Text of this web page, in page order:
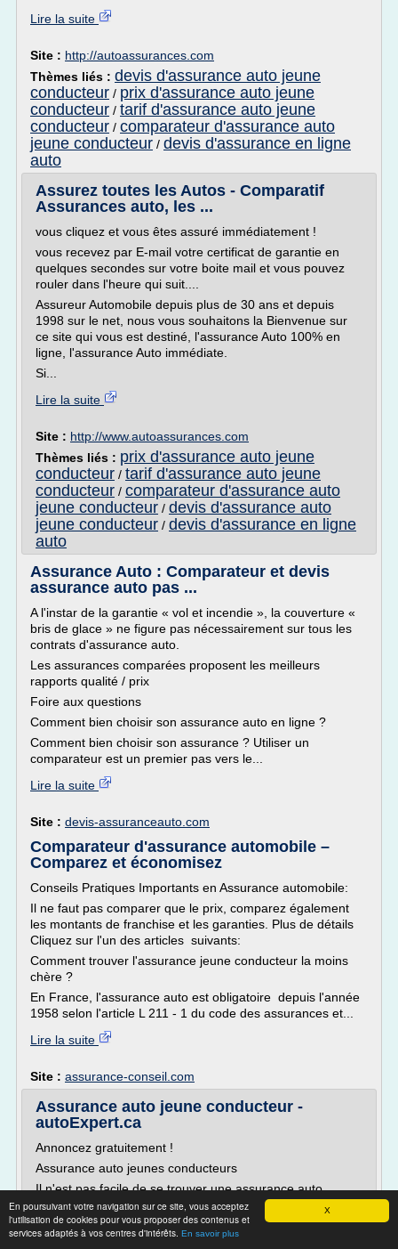
X
En poursuivant votre navigation sur ce site, vous acceptez
l'utilisation de cookies pour vous proposer des contenus et
services adaptés à vos centres d'intérêts. En savoir plus
Lire la suite
Site : http://autoassurances.com
Thèmes liés : devis d'assurance auto jeune
conducteur / prix d'assurance auto jeune
conducteur / tarif d'assurance auto jeune
conducteur / comparateur d'assurance auto
jeune conducteur / devis d'assurance en ligne
auto
Assurez toutes les Autos - Comparatif
Assurances auto, les ...
vous cliquez et vous êtes assuré immédiatement !
vous recevez par E-mail votre certificat de garantie en
quelques secondes sur votre boite mail et vous pouvez
rouler dans l'heure qui suit....
Assureur Automobile depuis plus de 30 ans et depuis
1998 sur le net, nous vous souhaitons la Bienvenue sur
ce site qui vous est destiné, l'assurance Auto 100% en
ligne, l'assurance Auto immédiate.
Si...
Lire la suite
Site : http://www.autoassurances.com
Thèmes liés : prix d'assurance auto jeune
conducteur / tarif d'assurance auto jeune
conducteur / comparateur d'assurance auto
jeune conducteur / devis d'assurance auto
jeune conducteur / devis d'assurance en ligne
auto
Assurance Auto : Comparateur et devis
assurance auto pas ...
A l'instar de la garantie « vol et incendie », la couverture «
bris de glace » ne figure pas nécessairement sur tous les
contrats d'assurance auto.
Les assurances comparées proposent les meilleurs
rapports qualité / prix
Foire aux questions
Comment bien choisir son assurance auto en ligne ?
Comment bien choisir son assurance ? Utiliser un
comparateur est un premier pas vers le...
Lire la suite
Site : devis-assuranceauto.com
Comparateur d'assurance automobile –
Comparez et économisez
Conseils Pratiques Importants en Assurance automobile:
Il ne faut pas comparer que le prix, comparez également
les montants de franchise et les garanties. Plus de détails
Cliquez sur l'un des articles suivants:
Comment trouver l'assurance jeune conducteur la moins
chère ?
En France, l'assurance auto est obligatoire depuis l'année
1958 selon l'article L 211 - 1 du code des assurances et...
Lire la suite
Site : assurance-conseil.com
Assurance auto jeune conducteur -
autoExpert.ca
Annoncez gratuitement !
Assurance auto jeunes conducteurs
Il n'est pas facile de se trouver une assurance auto
lorsqu'on est jeune, car elles sont toutes très chères. La
tranche d'âge des 18 à 24 ans est très ciblée : les
statistiques d'accidents de la route parlent d'eux-mêmes.